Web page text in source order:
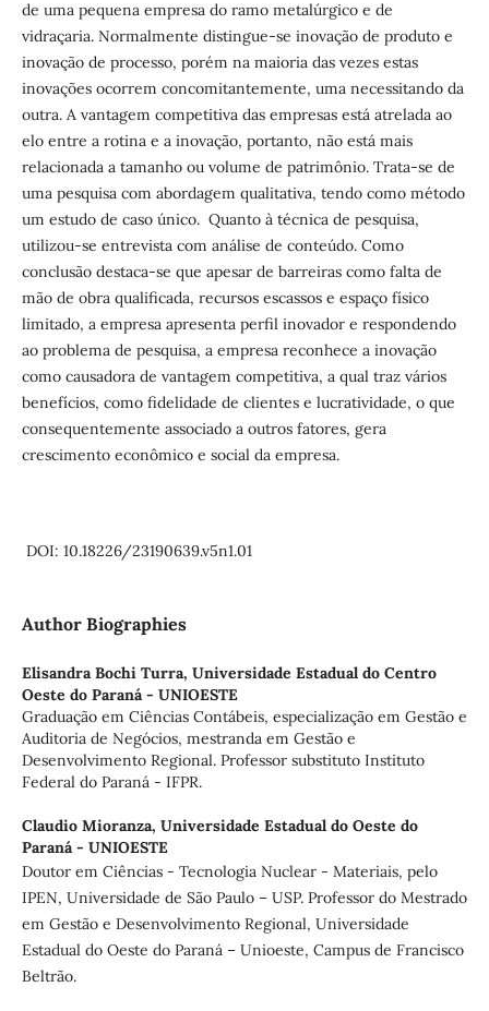
de uma pequena empresa do ramo metalúrgico e de
vidraçaria. Normalmente distingue-se inovação de produto e
inovação de processo, porém na maioria das vezes estas
inovações ocorrem concomitantemente, uma necessitando da
outra. A vantagem competitiva das empresas está atrelada ao
elo entre a rotina e a inovação, portanto, não está mais
relacionada a tamanho ou volume de patrimônio. Trata-se de
uma pesquisa com abordagem qualitativa, tendo como método
um estudo de caso único. Quanto à técnica de pesquisa,
utilizou-se entrevista com análise de conteúdo. Como
conclusão destaca-se que apesar de barreiras como falta de
mão de obra qualificada, recursos escassos e espaço físico
limitado, a empresa apresenta perfil inovador e respondendo
ao problema de pesquisa, a empresa reconhece a inovação
como causadora de vantagem competitiva, a qual traz vários
benefícios, como fidelidade de clientes e lucratividade, o que
consequentemente associado a outros fatores, gera
crescimento econômico e social da empresa.
DOI: 10.18226/23190639.v5n1.01
Author Biographies
Elisandra Bochi Turra, Universidade Estadual do Centro
Oeste do Paraná - UNIOESTE
Graduação em Ciências Contábeis, especialização em Gestão e
Auditoria de Negócios, mestranda em Gestão e
Desenvolvimento Regional. Professor substituto Instituto
Federal do Paraná - IFPR.
Claudio Mioranza, Universidade Estadual do Oeste do
Paraná - UNIOESTE
Doutor em Ciências - Tecnologia Nuclear - Materiais, pelo
IPEN, Universidade de São Paulo – USP. Professor do Mestrado
em Gestão e Desenvolvimento Regional, Universidade
Estadual do Oeste do Paraná – Unioeste, Campus de Francisco
Beltrão.